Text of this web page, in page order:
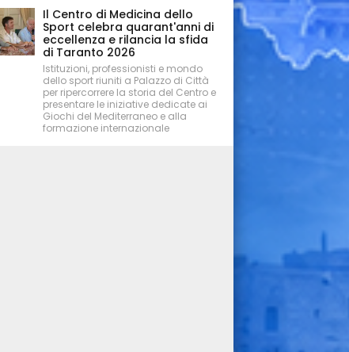
Il Centro di Medicina dello
Sport celebra quarant'anni di
eccellenza e rilancia la sfida
di Taranto 2026
Istituzioni, professionisti e mondo
dello sport riuniti a Palazzo di Città
per ripercorrere la storia del Centro e
presentare le iniziative dedicate ai
Giochi del Mediterraneo e alla
formazione internazionale